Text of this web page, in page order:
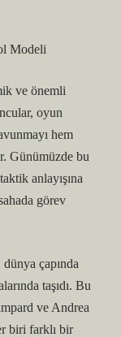
Modeli
ve önemli
oyun
hem
Günümüzde bu
anlayışına
görev
çapında
taşıdı. Bu
ve Andrea
biri farklı bir